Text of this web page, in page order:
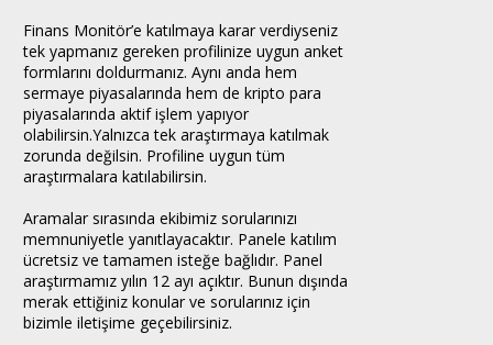
Finans Monitör’e katılmaya karar verdiyseniz
tek yapmanız gereken profilinize uygun anket
formlarını doldurmanız. Aynı anda hem
sermaye piyasalarında hem de kripto para
piyasalarında aktif işlem yapıyor
olabilirsin.Yalnızca tek araştırmaya katılmak
zorunda değilsin. Profiline uygun tüm
araştırmalara katılabilirsin.
Aramalar sırasında ekibimiz sorularınızı
memnuniyetle yanıtlayacaktır. Panele katılım
ücretsiz ve tamamen isteğe bağlıdır. Panel
araştırmamız yılın 12 ayı açıktır. Bunun dışında
merak ettiğiniz konular ve sorularınız için
bizimle iletişime geçebilirsiniz.